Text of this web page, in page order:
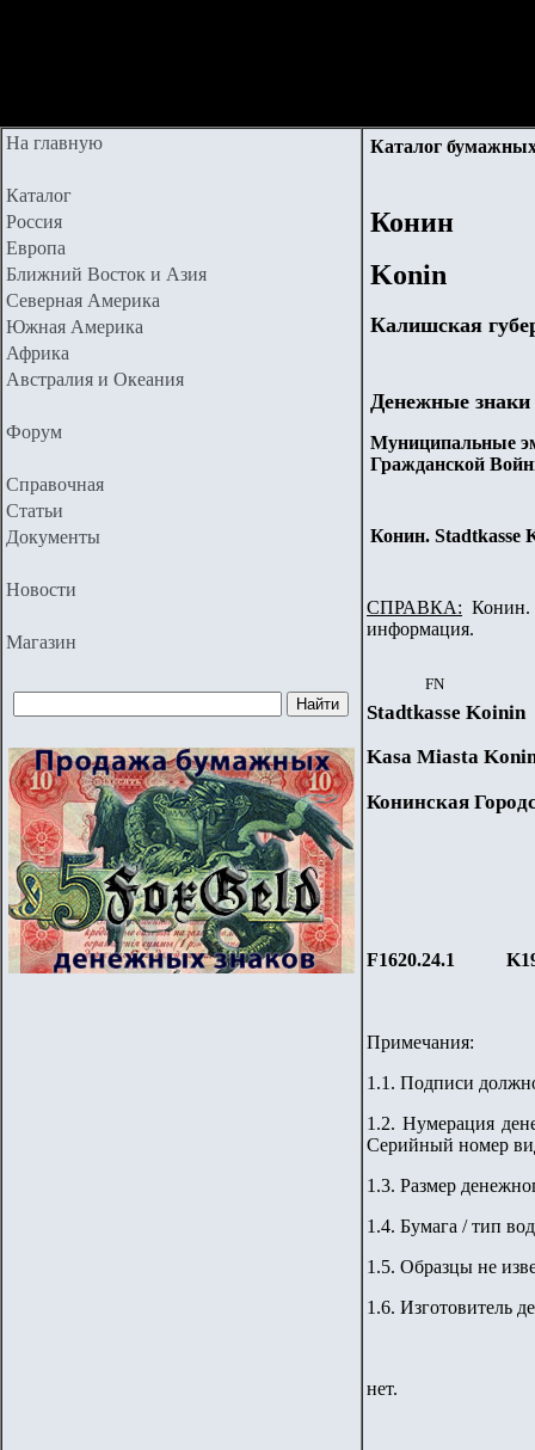
На главную
Каталог
Россия
Европа
Ближний Восток и Азия
Северная Америка
Южная Америка
Африка
Австралия и Океания
Форум
Справочная
Статьи
Документы
Новости
Магазин
Каталог
Конин
Konin
Калишская
Денежные знаки
Муниципальные
Гражданской
Конин. Stadtkasse
СПРАВКА: Конин.
информация.
FN
Stadtkasse Koinin
Kasa Miasta
Конинская
F1620.24.1
Примечания:
1.1. Подписи
1.2. Нумерация
Серийный номер
1.3. Размер
1.4. Бумага / тип
1.5. Образцы не
1.6. Изготовитель
нет.